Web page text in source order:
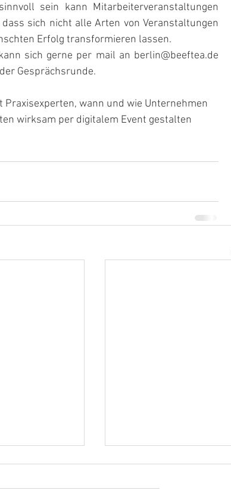
sein kann Mitarbeiterveranstaltungen
sich nicht alle Arten von Veranstaltungen
Erfolg transformieren lassen.
sich gerne per mail an berlin@beeftea.de
Gesprächsrunde.
Praxisexperten, wann und wie Unternehmen
wirksam per digitalem Event gestalten